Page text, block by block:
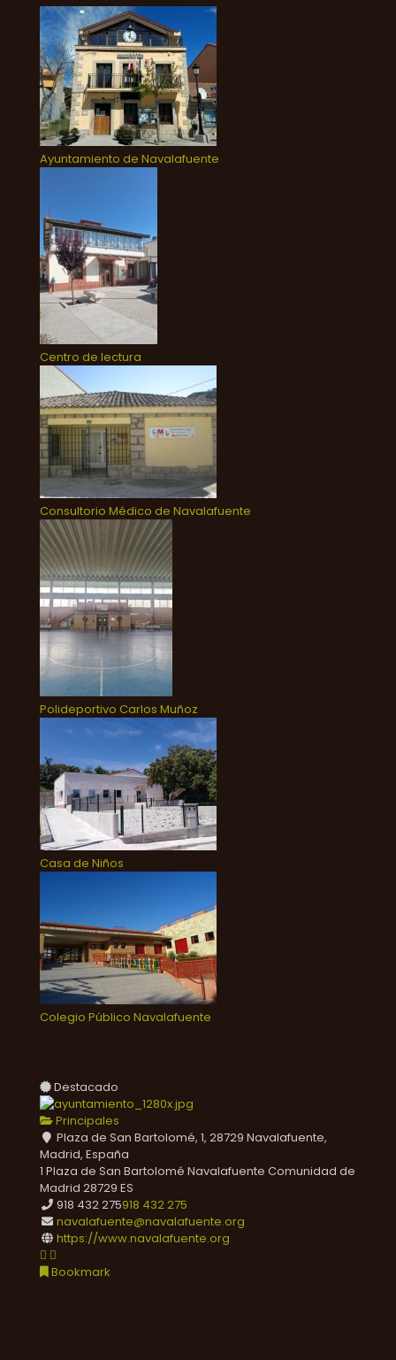
Ayuntamiento de Navalafuente
Centro de lectura
Consultorio Médico de Navalafuente
Polideportivo Carlos Muñoz
Casa de Niños
Colegio Público Navalafuente
Destacado
Principales
Plaza de San Bartolomé, 1, 28729 Navalafuente,
Madrid, España
1 Plaza de San Bartolomé Navalafuente Comunidad de
Madrid 28729 ES
918 432 275918 432 275
navalafuente@navalafuente.org
https://www.navalafuente.org
Bookmark